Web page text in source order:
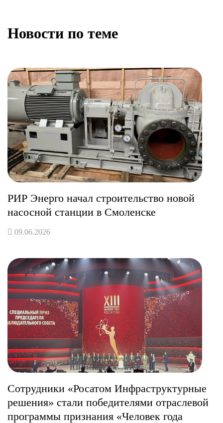
Новости по теме
РИР Энерго начал строительство новой
насосной станции в Смоленске
09.06.2026
Сотрудники «Росатом Инфраструктурные
решения» стали победителями отраслевой
программы признания «Человек года